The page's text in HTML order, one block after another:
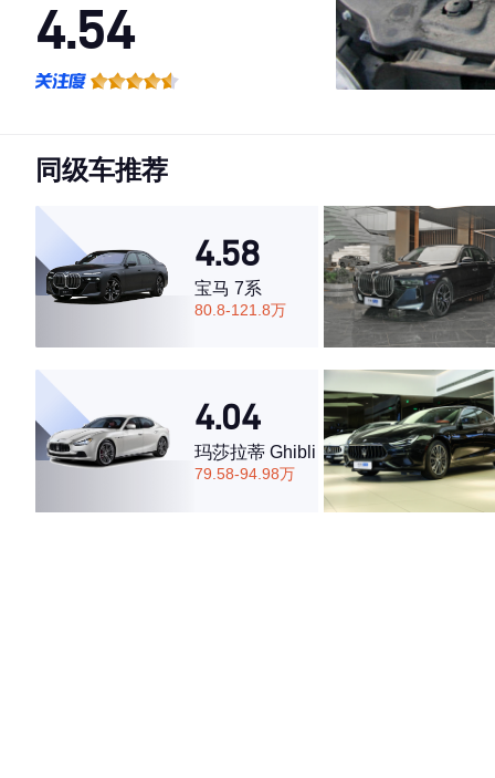
4.54
·空间表现一般，低于55%同级车
同级车推荐
4.58
宝马 7系
80.8-121.8万
4.04
玛莎拉蒂 Ghibli
79.58-94.98万